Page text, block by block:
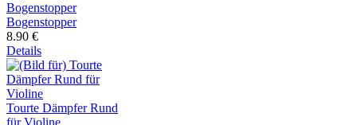
Bogenstopper
8.90 €
Details
Tourte Dämpfer Rund